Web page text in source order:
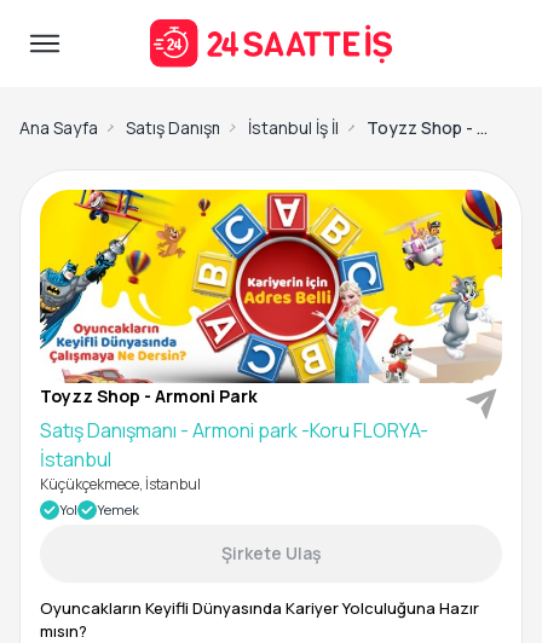
Ana Sayfa Satış Danışmanı İş İlanları
İstanbul İş İlanları Toyzz Shop - Armoni Park -Satış Danışmanı - Armoni park -Koru FLORYA- İstanbul
Toyzz Shop - Armoni Park
Satış Danışmanı - Armoni park -Koru FLORYA-
İstanbul
Küçükçekmece, İstanbul
Yol Yemek
Şirkete Ulaş
Oyuncakların Keyifli Dünyasında Kariyer Yolculuğuna Hazır
mısın?